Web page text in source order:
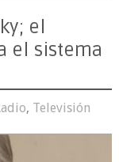
el
el sistema
, Televisión